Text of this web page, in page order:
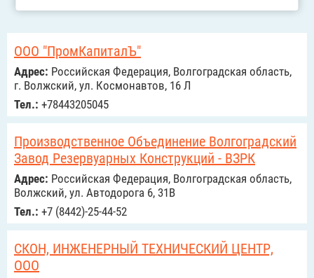
ООО "ПромКапиталЪ"
Адрес: Российcкая Федерация, Волгоградская область,
г. Волжский, ул. Космонавтов, 16 Л
Тел.: +78443205045
Производственное Объединение Волгоградский
Завод Резервуарных Конструкций - ВЗРК
Адрес: Российcкая Федерация, Волгоградская область,
Волжский, ул. Автодорога 6, 31В
Тел.: +7 (8442)-25-44-52
СКОН, ИНЖЕНЕРНЫЙ ТЕХНИЧЕСКИЙ ЦЕНТР,
ООО